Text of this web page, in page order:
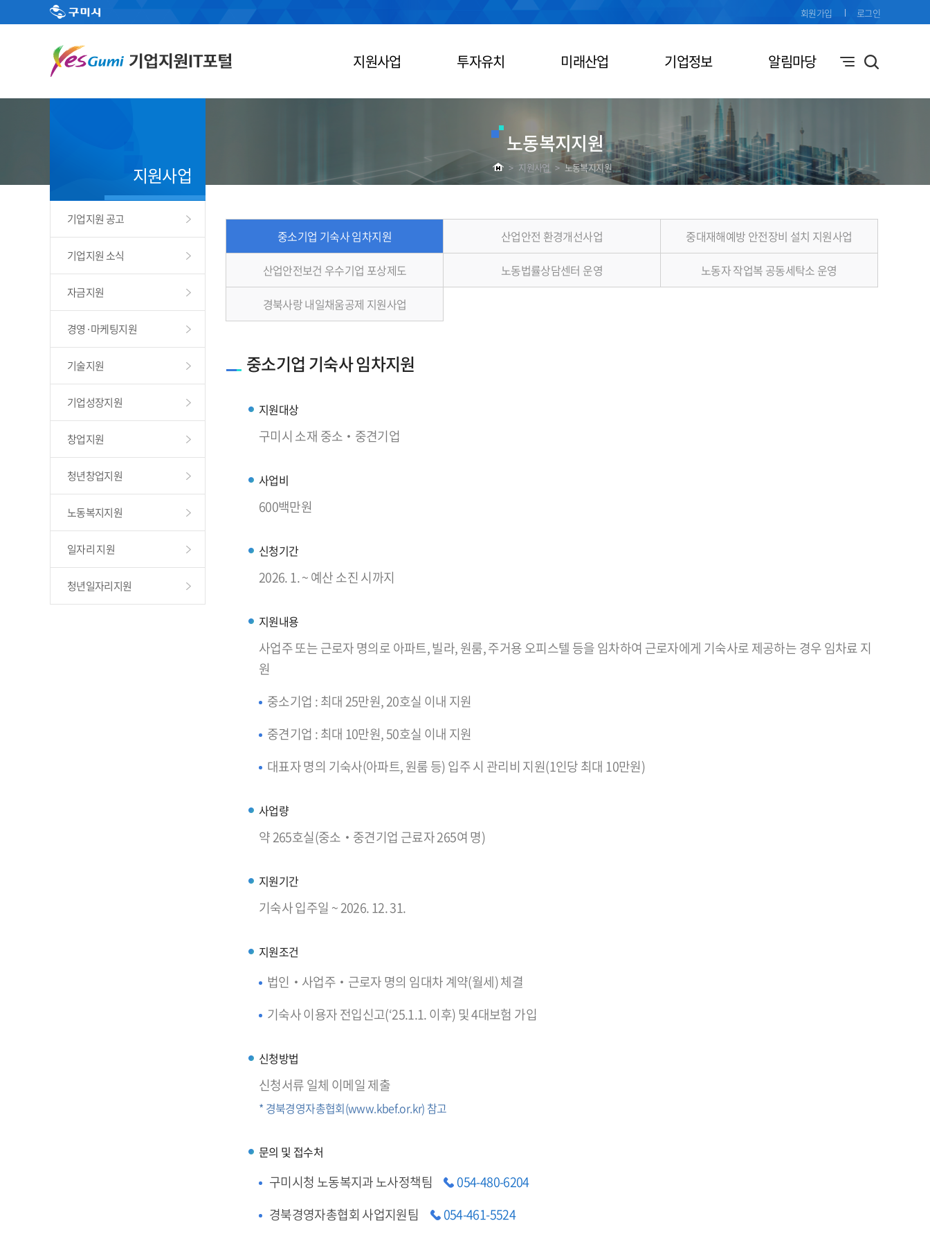
지원사업 투자유치 미래산업 기업정보 알림마당
회원가입 로그인
노동복지지원
> 지원사업 > 노동복지지원
지원사업
기업지원 공고
기업지원 소식
자금지원
경영·마케팅지원
기술지원
기업성장지원
창업지원
청년창업지원
노동복지지원
일자리 지원
청년일자리지원
중소기업 기숙사 임차지원 산업안전 환경개선사업 중대재해예방 안전장비 설치 지원사업
산업안전보건 우수기업 포상제도 노동법률상담센터 운영 노동자 작업복 공동세탁소 운영
경북사랑 내일채움공제 지원사업
중소기업 기숙사 임차지원
지원대상
구미시 소재 중소‧중견기업
사업비
600백만원
신청기간
2026. 1. ~ 예산 소진 시까지
지원내용
사업주 또는 근로자 명의로 아파트, 빌라, 원룸, 주거용 오피스텔 등을 임차하여 근로자에게 기숙사로 제공하는 경우 임차료 지
원
중소기업 : 최대 25만원, 20호실 이내 지원
중견기업 : 최대 10만원, 50호실 이내 지원
대표자 명의 기숙사(아파트, 원룸 등) 입주 시 관리비 지원(1인당 최대 10만원)
사업량
약 265호실(중소‧중견기업 근료자 265여 명)
지원기간
기숙사 입주일 ~ 2026. 12. 31.
지원조건
법인‧사업주‧근로자 명의 임대차 계약(월세) 체결
기숙사 이용자 전입신고(‘25.1.1. 이후) 및 4대보험 가입
신청방법
신청서류 일체 이메일 제출
* 경북경영자총협회(www.kbef.or.kr) 참고
문의 및 접수처
구미시청 노동복지과 노사정책팀
054-480-6204
경북경영자총협회 사업지원팀
054-461-5524